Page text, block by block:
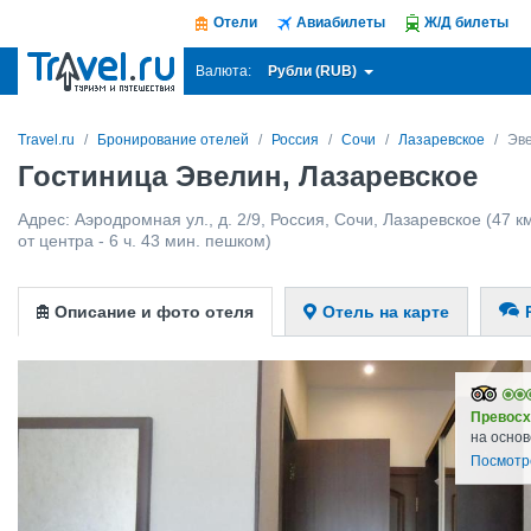
Отели Авиабилеты Ж/Д билеты
Валюта: Рубли (RUB)
Travel.ru Бронирование отелей Россия Сочи Лазаревское
Гостиница Эвелин, Лазаревское
Адрес: Аэродромная ул., д. 2/9 Россия Сочи Лазаревское (47
от центра - 6 ч. 43 мин. пешком)
Описание и фото отеля Отель на карте
на